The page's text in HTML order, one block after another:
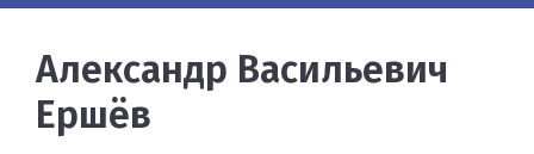
Александр Васильевич
Ершёв